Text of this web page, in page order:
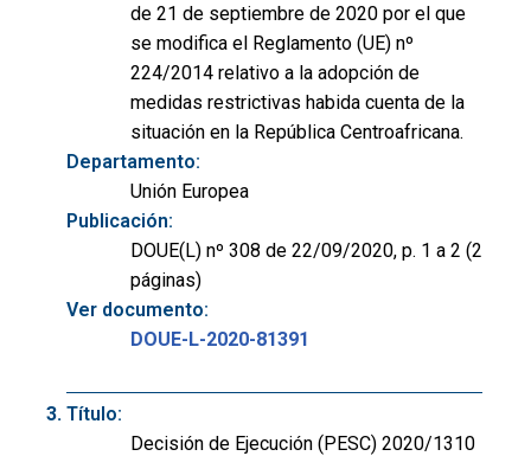
de 21 de septiembre de 2020 por el que
se modifica el Reglamento (UE) nº
224/2014 relativo a la adopción de
medidas restrictivas habida cuenta de la
situación en la República Centroafricana.
Departamento:
Unión Europea
Publicación:
DOUE(L) nº 308 de 22/09/2020, p. 1 a 2 (2
páginas)
Ver documento:
DOUE-L-2020-81391
Título:
Decisión de Ejecución (PESC) 2020/1310